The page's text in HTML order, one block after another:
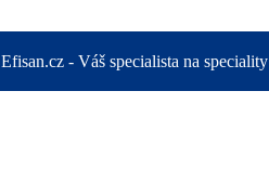
Efisan.cz - Váš specialista na speciality